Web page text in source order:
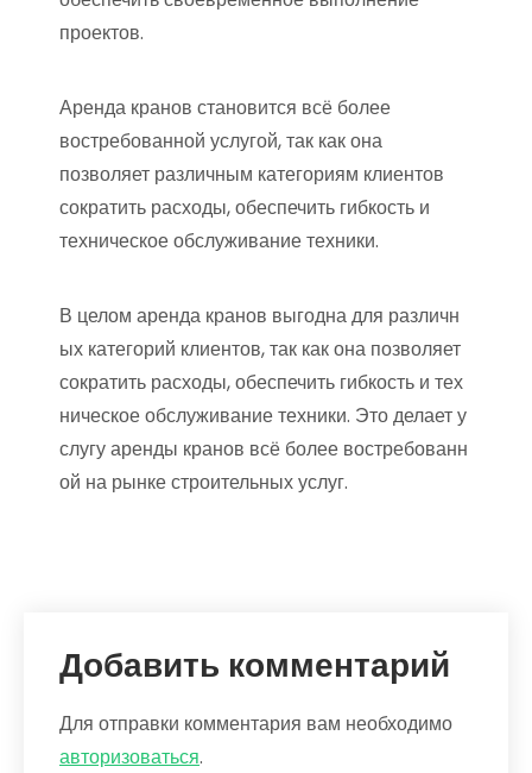
проектов.
Аренда кранов становится всё более
востребованной услугой, так как она
позволяет различным категориям клиентов
сократить расходы, обеспечить гибкость и
техническое обслуживание техники.
В целом аренда кранов выгоднадля различн
ых категорий клиентов,так какона позволяет
сократить расходы,обеспечить гибкость и тех
ническоеобслуживаниетехники. Этоделаету
слугуаренды кранов всё более востребованн
ой на рынкестроительныхуслуг.
Добавить комментарий
Для отправки комментария вам необходимо
авторизоваться.